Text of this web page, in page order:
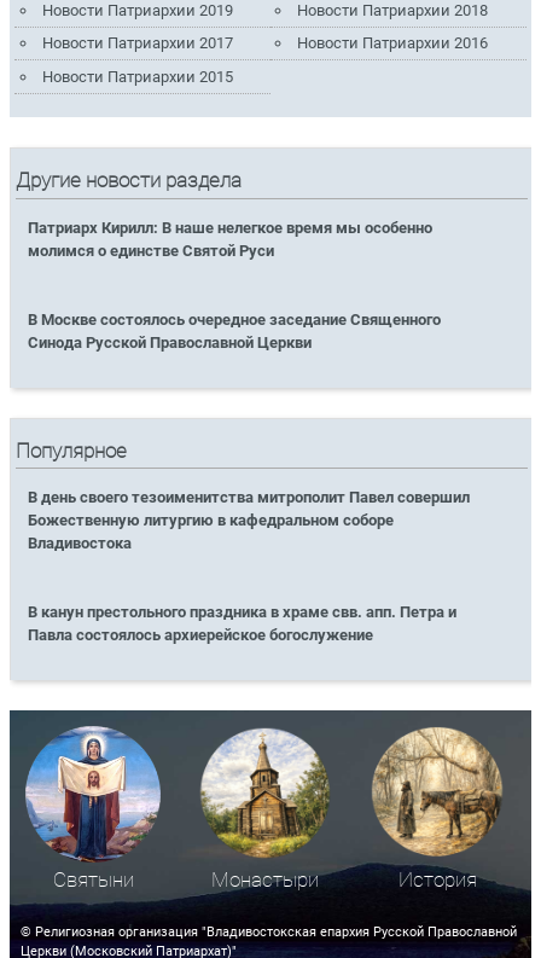
Новости Патриархии 2019
Новости Патриархии 2018
Новости Патриархии 2017
Новости Патриархии 2016
Новости Патриархии 2015
Другие новости раздела
Патриарх Кирилл: В наше нелегкое время мы особенно
молимся о единстве Святой Руси
В Москве состоялось очередное заседание Священного
Синода Русской Православной Церкви
Популярное
В день своего тезоименитства митрополит Павел совершил
Божественную литургию в кафедральном соборе
Владивостока
В канун престольного праздника в храме свв. апп. Петра и
Павла состоялось архиерейское богослужение
Святыни Монастыри История
© Религиозная организация "Владивостокская епархия Русской Православной
Церкви (Московский Патриархат)"